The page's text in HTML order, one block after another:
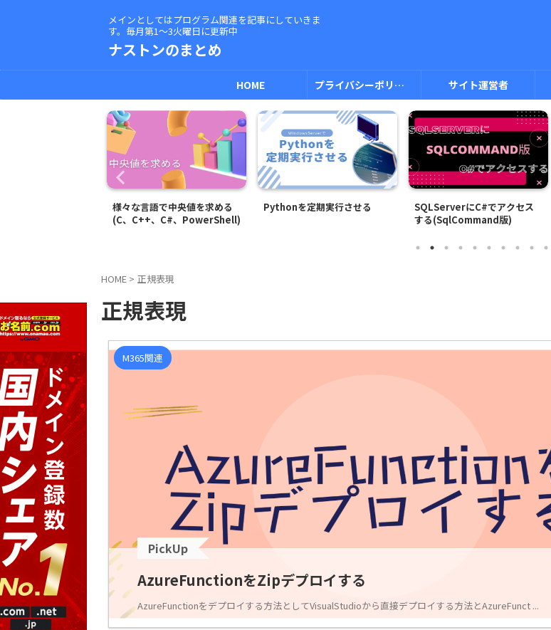
メインとしてはプログラム関連を記事にしていきま
す。毎月第1～3火曜日に更新中
ナストンのまとめ
HOME プライバシーポリシー サイト運営者
様々な言語で中央値を求める
(C、C++、C#、PowerShell)
Pythonを定期実行させる
SQLServerにC#でアクセス
する(SqlCommand版)
HOME > 正規表現
正規表現
M365関連
PickUp
AzureFunctionをZipデプロイする
AzureFunctionをデプロイする方法としてVisualStudioから直接デプロイする方法とAzureFunct ...